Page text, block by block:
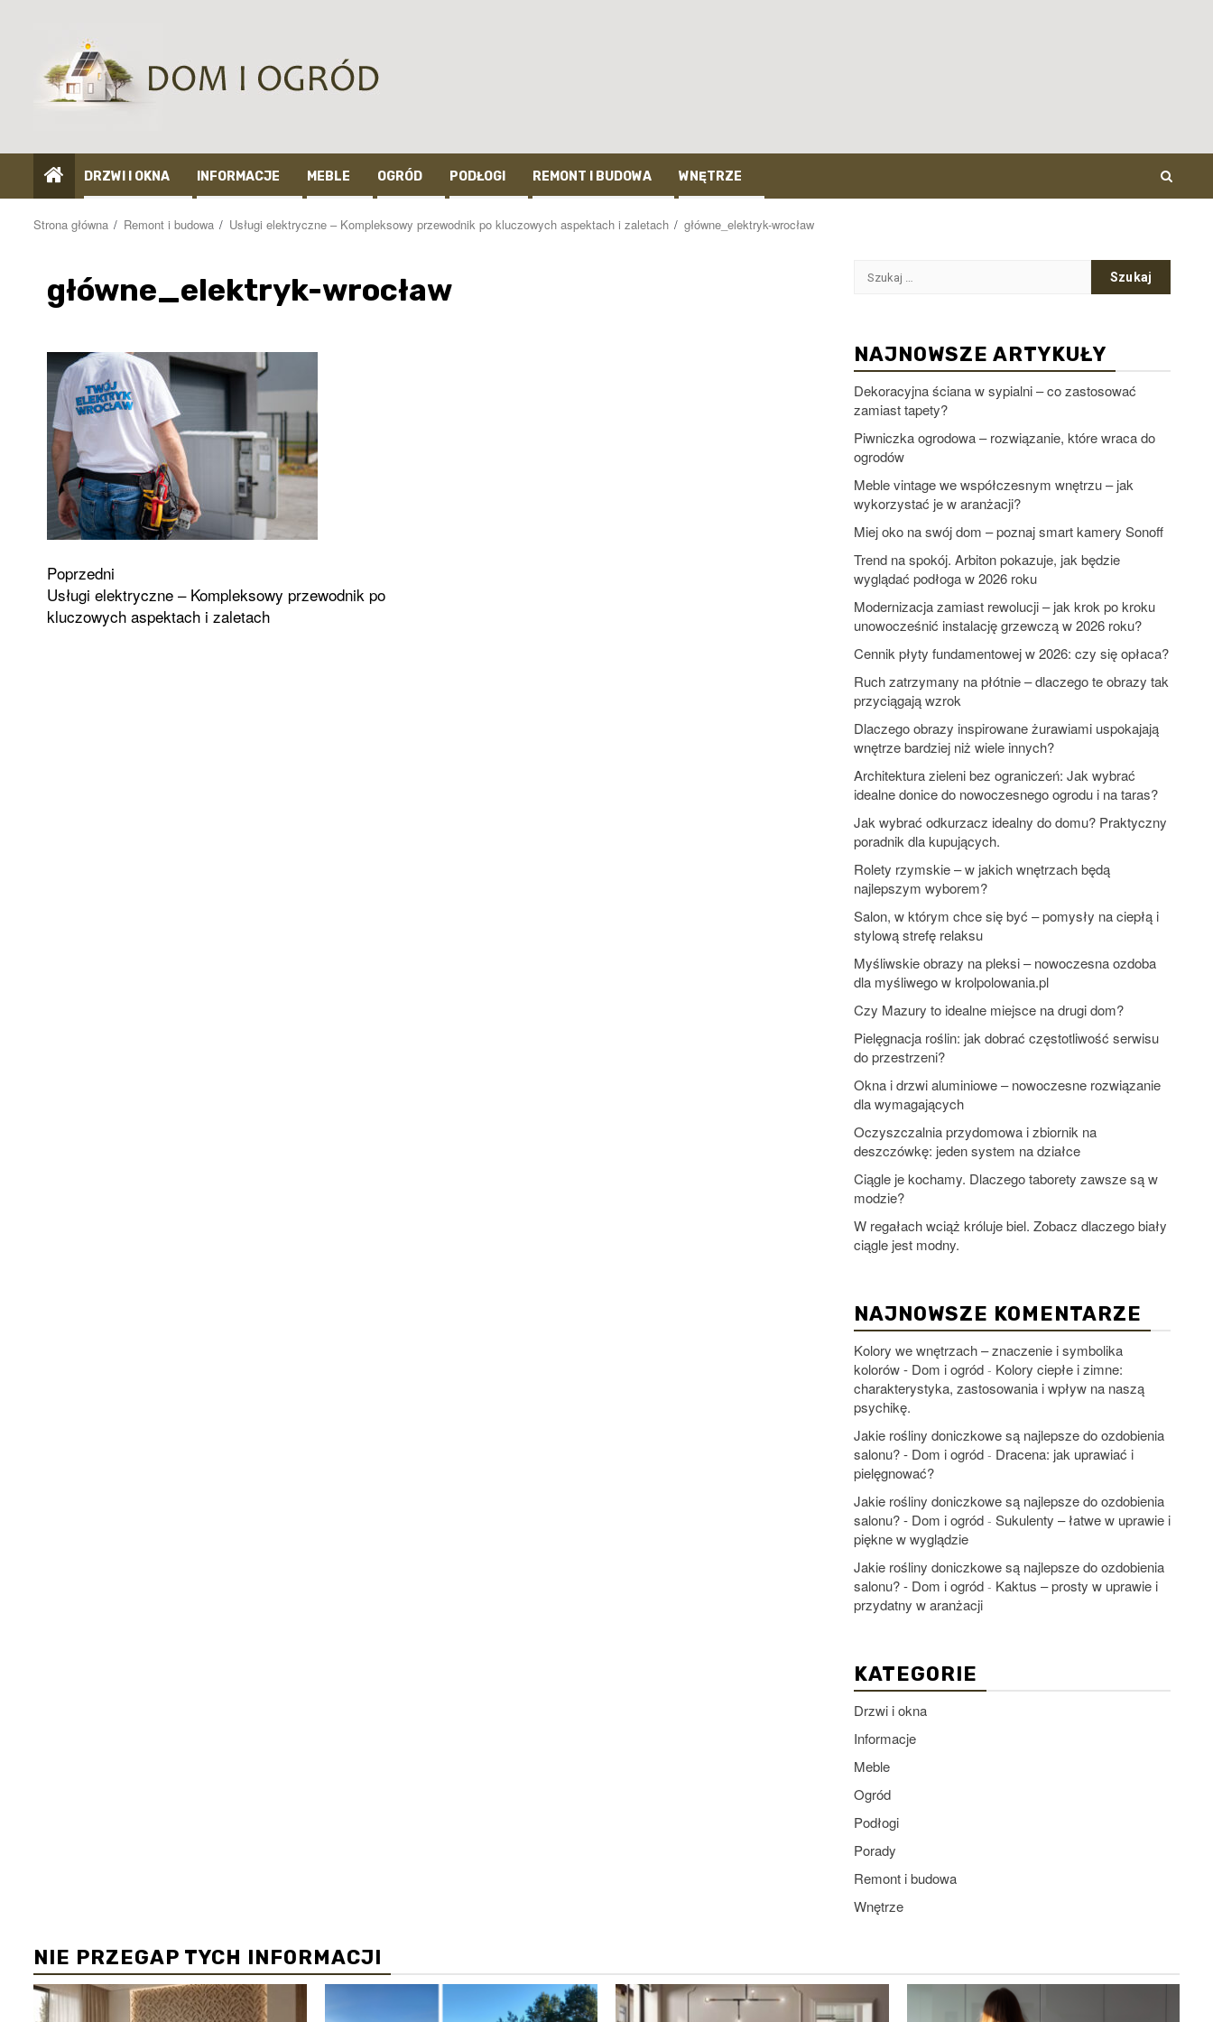
DRZWI I OKNA INFORMACJE MEBLE OGRÓD PODŁOGI REMONT I BUDOWA WNĘTRZE
Strona główna Remont i budowa Usługi elektryczne – Kompleksowy przewodnik po kluczowych aspektach i zaletach główne_elektryk-wrocław
główne_elektryk-wrocław
Zobacz
wpisy
Poprzedni
Usługi elektryczne – Kompleksowy przewodnik po
kluczowych aspektach i zaletach
Szukaj:
NAJNOWSZE ARTYKUŁY
Dekoracyjna ściana w sypialni – co zastosować
zamiast tapety?
Piwniczka ogrodowa – rozwiązanie, które wraca do
ogrodów
Meble vintage we współczesnym wnętrzu – jak
wykorzystać je w aranżacji?
Miej oko na swój dom – poznaj smart kamery Sonoff
Trend na spokój. Arbiton pokazuje, jak będzie
wyglądać podłoga w 2026 roku
Modernizacja zamiast rewolucji – jak krok po kroku
unowocześnić instalację grzewczą w 2026 roku?
Cennik płyty fundamentowej w 2026: czy się opłaca?
Ruch zatrzymany na płótnie – dlaczego te obrazy tak
przyciągają wzrok
Dlaczego obrazy inspirowane żurawiami uspokajają
wnętrze bardziej niż wiele innych?
Architektura zieleni bez ograniczeń: Jak wybrać
idealne donice do nowoczesnego ogrodu i na taras?
Jak wybrać odkurzacz idealny do domu? Praktyczny
poradnik dla kupujących.
Rolety rzymskie – w jakich wnętrzach będą
najlepszym wyborem?
Salon, w którym chce się być – pomysły na ciepłą i
stylową strefę relaksu
Myśliwskie obrazy na pleksi – nowoczesna ozdoba
dla myśliwego w krolpolowania.pl
Czy Mazury to idealne miejsce na drugi dom?
Pielęgnacja roślin: jak dobrać częstotliwość serwisu
do przestrzeni?
Okna i drzwi aluminiowe – nowoczesne rozwiązanie
dla wymagających
Oczyszczalnia przydomowa i zbiornik na
deszczówkę: jeden system na działce
Ciągle je kochamy. Dlaczego taborety zawsze są w
modzie?
W regałach wciąż króluje biel. Zobacz dlaczego biały
ciągle jest modny.
NAJNOWSZE KOMENTARZE
Kolory we wnętrzach – znaczenie i symbolika
kolorów - Dom i ogród - Kolory ciepłe i zimne:
charakterystyka, zastosowania i wpływ na naszą
psychikę.
Jakie rośliny doniczkowe są najlepsze do ozdobienia
salonu? - Dom i ogród - Dracena: jak uprawiać i
pielęgnować?
Jakie rośliny doniczkowe są najlepsze do ozdobienia
salonu? - Dom i ogród - Sukulenty – łatwe w uprawie i
piękne w wyglądzie
Jakie rośliny doniczkowe są najlepsze do ozdobienia
salonu? - Dom i ogród - Kaktus – prosty w uprawie i
przydatny w aranżacji
KATEGORIE
Drzwi i okna
Informacje
Meble
Ogród
Podłogi
Porady
Remont i budowa
Wnętrze
NIE PRZEGAP TYCH INFORMACJI